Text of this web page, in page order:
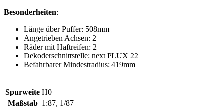
Besonderheiten:
Länge über Puffer: 508mm
Angetrieben Achsen: 2
Räder mit Haftreifen: 2
Dekoderschnittstelle: next PLUX 22
Befahrbarer Mindestradius: 419mm
Spurweite H0
Maßstab 1:87, 1/87